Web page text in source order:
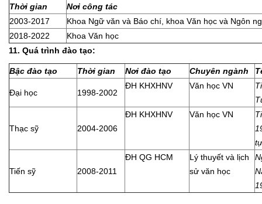
Thời gian
Nơi công tác
2003-2017
Khoa Ngữ văn và Báo chí, khoa Văn học và Ngôn
2018-2022
Khoa Văn học
11. Quá trình đào tạo:
Bậc đào tạo Thời gian Nơi đào tạo Chuyên ngành
Đại học 1998-2002
ĐH KHXHNV Văn học VN
Thạc sỹ 2004-2006
ĐH KHXHNV Văn học VN
Tiến sỹ 2008-2011
ĐH QG HCM
Lý thuyết và lịch
sử văn học